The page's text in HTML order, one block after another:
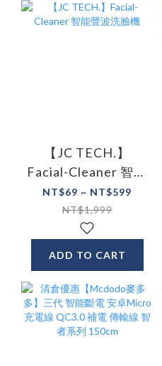
【JC TECH.】
Facial-Cleaner 智能
聲波洗臉機
NT$69 ~ NT$599
NT$1,999
ADD TO CART